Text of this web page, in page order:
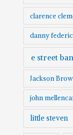
clarence
danny
e street
Jackson
john
little steven